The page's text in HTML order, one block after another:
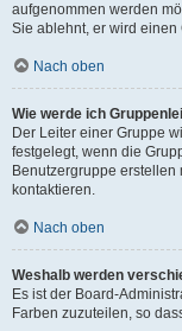
aufgenommen werden
Sie ablehnt, er wird einen
Nach oben
Wie werde ich
Der Leiter einer Gruppe
festgelegt, wenn die
Benutzergruppe
kontaktieren.
Nach oben
Weshalb werden
Es ist der Board-
Farben zuzuteilen, so